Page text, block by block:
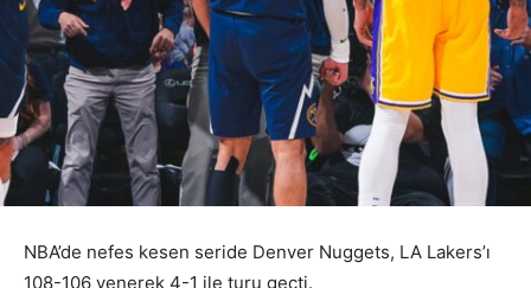
NBA’de nefes kesen seride Denver Nuggets, LA Lakers’ı
108-106 yenerek 4-1 ile turu geçti.